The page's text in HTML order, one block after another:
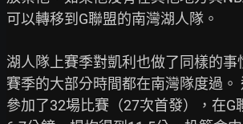
可以轉移到G聯盟的南灣湖人隊。
湖人隊上賽季對凱利也做了同樣的事
賽季的大部分時間都在南灣隊度過。
參加了32場比賽（27次首發），在G